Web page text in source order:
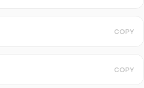
COPY
COPY